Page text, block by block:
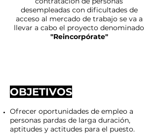
desempleadas con dificultades de
acceso al mercado de trabajo se va a
llevar a cabo el proyecto denominado
"Reincorpórate"
OBJETIVOS
Ofrecer oportunidades de empleo a
personas pardas de larga duración,
aptitudes y actitudes para el puesto.